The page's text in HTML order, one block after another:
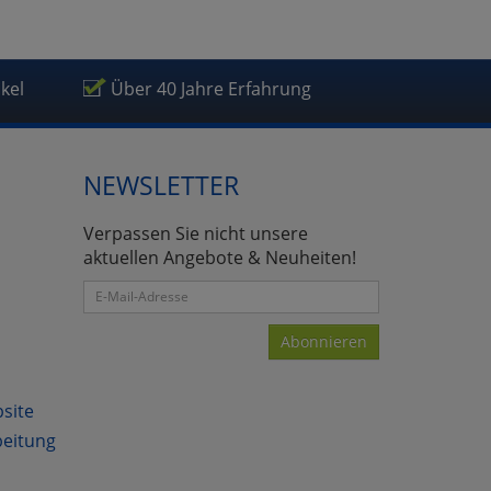
Über 40 Jahre Erfahrung
NEWSLETTER
Verpassen Sie nicht unsere
aktuellen Angebote & Neuheiten!
Abonnieren